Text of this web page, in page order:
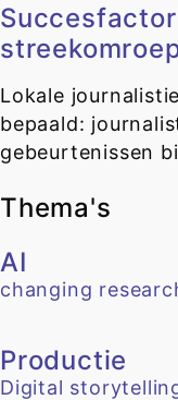
Lokale
bepaald:
gebeurtenissen
Thema's
AI
changing
Productie
Digital